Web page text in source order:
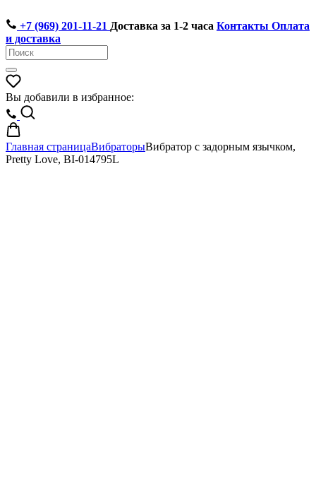
+7 (969) 201-11-21 Доставка за 1-2 часа Контакты Оплата
и доставка
Вы добавили в избранное:
Главная страницаВибраторыВибратор с задорным язычком,
Pretty Love, BI-014795L